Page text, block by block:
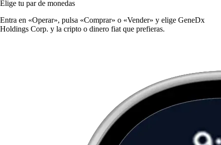
Elige tu par de monedas
Entra en «Operar», pulsa «Comprar» o «Vender» y elige GeneDx
Holdings Corp. y la cripto o dinero fiat que prefieras.